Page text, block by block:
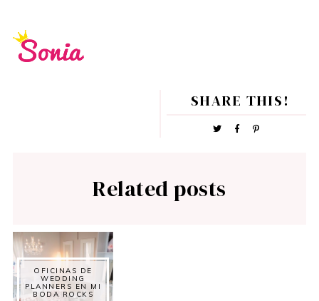
SHARE THIS!
Related posts
OFICINAS DE
WEDDING
PLANNERS EN MI
BODA ROCKS